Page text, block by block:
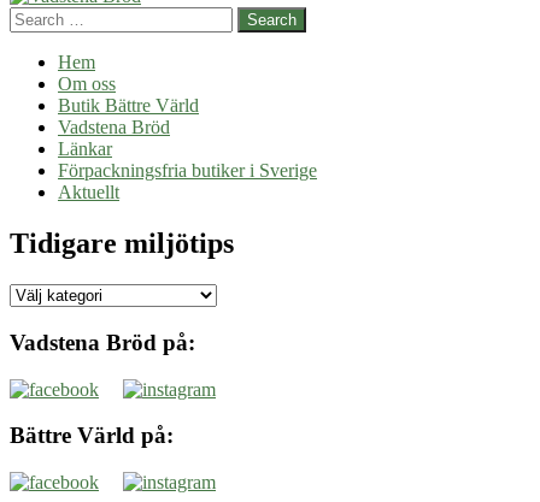
Search
Hem
Om oss
Butik Bättre Värld
Vadstena Bröd
Länkar
Förpackningsfria butiker i Sverige
Aktuellt
Tidigare miljötips
Tidigare
Vadstena Bröd på:
Bättre Värld på: